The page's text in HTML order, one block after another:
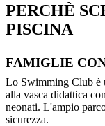
PERCHÈ
PISCINA
FAMIGLIE
Lo Swimming Club è
alla vasca didattica
neonati. L'ampio
sicurezza.